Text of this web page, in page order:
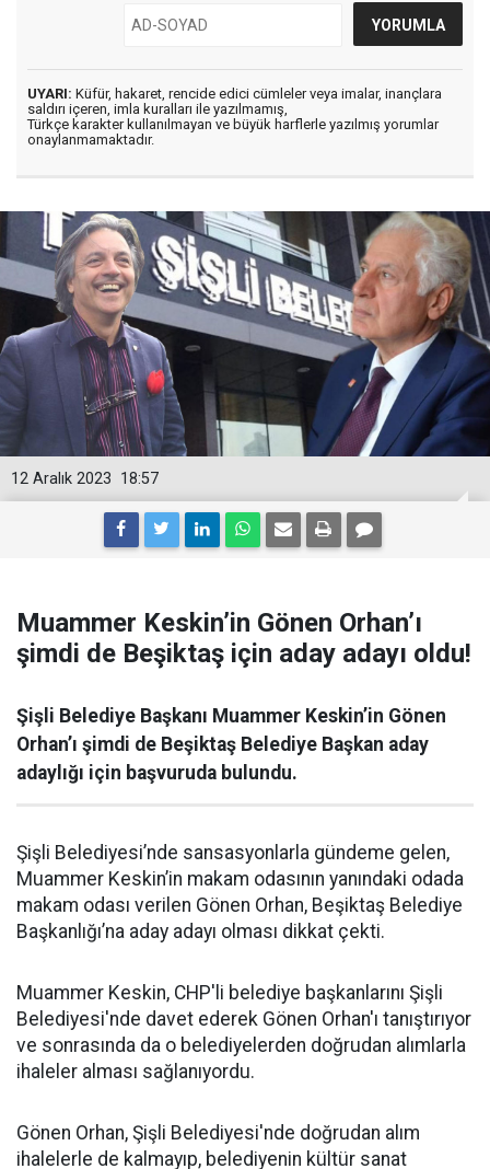
UYARI: Küfür, hakaret, rencide edici cümleler veya imalar, inançlara
saldırı içeren, imla kuralları ile yazılmamış,
Türkçe karakter kullanılmayan ve büyük harflerle yazılmış yorumlar
onaylanmamaktadır.
18:57
12 Aralık 2023
Muammer Keskin’in Gönen Orhan’ı
şimdi de Beşiktaş için aday adayı oldu!
Şişli Belediye Başkanı Muammer Keskin’in Gönen
Orhan’ı şimdi de Beşiktaş Belediye Başkan aday
adaylığı için başvuruda bulundu.
Şişli Belediyesi’nde sansasyonlarla gündeme gelen,
Muammer Keskin’in makam odasının yanındaki odada
makam odası verilen Gönen Orhan, Beşiktaş Belediye
Başkanlığı’na aday adayı olması dikkat çekti.
Muammer Keskin, CHP'li belediye başkanlarını Şişli
Belediyesi'nde davet ederek Gönen Orhan'ı tanıştırıyor
ve sonrasında da o belediyelerden doğrudan alımlarla
ihaleler alması sağlanıyordu.
Gönen Orhan, Şişli Belediyesi'nde doğrudan alım
ihalelerle de kalmayıp, belediyenin kültür sanat